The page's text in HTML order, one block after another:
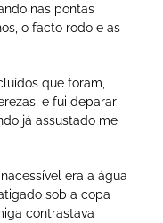
nas pontas
o facto rodo e as
que foram,
e fui deparar
já assustado me
era a água
sob a copa
contrastava